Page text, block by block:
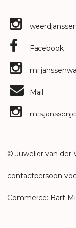
Facebook
Mail
© Juwelier van der
contactpersoon
Commerce: Bart